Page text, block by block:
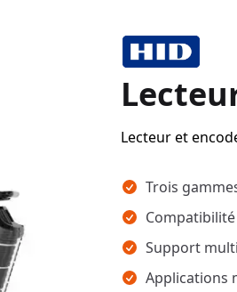
Lecteur et
Points clés
Trois
Support
Applications